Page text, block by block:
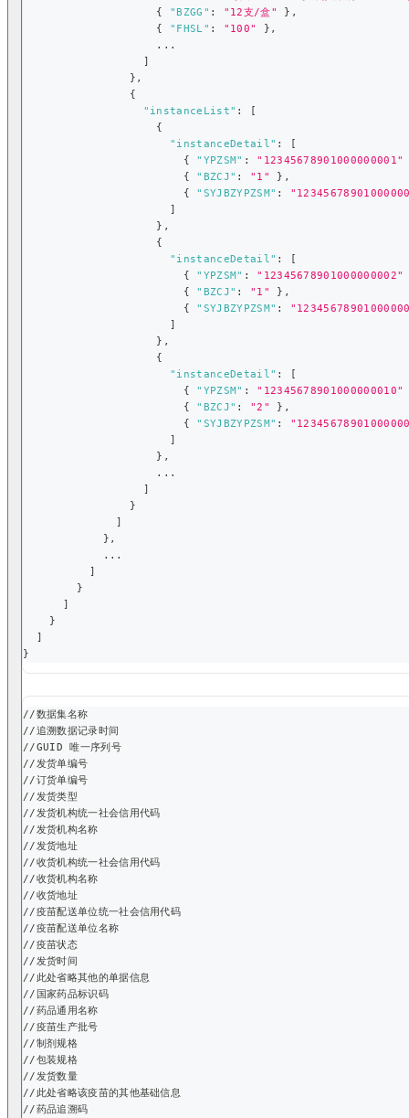
{
"BZGG" : "12支/盒" } ,
{
"FHSL" : "100" } ,
                    ...
]
} ,
{
"instanceList" :
[
{
"instanceDetail" :
[
{
"YPZSM" :
"12345678901000000001"
{
"BZCJ" : "1" } ,
{
"SYJBZYPZSM" :
]
} ,
{
"instanceDetail" :
[
{
"YPZSM" :
"12345678901000000002"
{
"BZCJ" : "1" } ,
{
"SYJBZYPZSM" :
]
} ,
{
"instanceDetail" :
[
{
"YPZSM" :
"12345678901000000010"
{
"BZCJ" : "2" } ,
{
"SYJBZYPZSM" :
]
} ,
                    ...
]
}
]
} ,
            ...
]
}
]
}
]
}
//数据集名称
//追溯数据记录时间
//GUID 唯一序列号
//发货单编号
//订货单编号
//发货类型
//发货机构统一社会信用代码
//发货机构名称
//发货地址
//收货机构统一社会信用代码
//收货机构名称
//收货地址
//疫苗配送单位统一社会信用代码
//疫苗配送单位名称
//疫苗状态
//发货时间
//此处省略其他的单据信息
//国家药品标识码
//药品通用名称
//疫苗生产批号
//制剂规格
//包装规格
//发货数量
//此处省略该疫苗的其他基础信息
//药品追溯码